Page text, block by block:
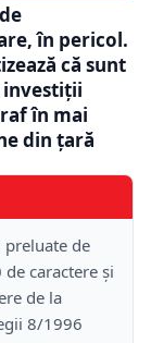
în pericol.
că sunt
investiții
în mai
din țară
de
caractere și
de la
8/1996